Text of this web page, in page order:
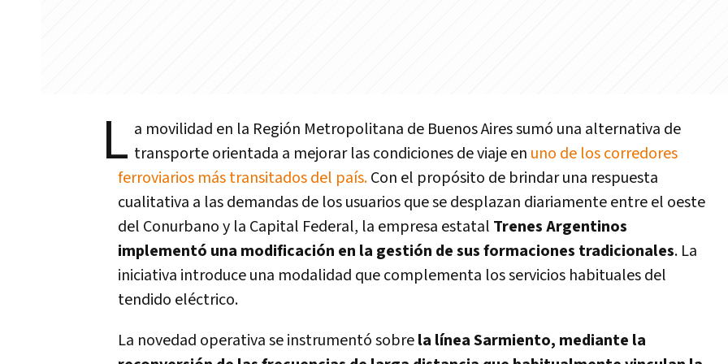
L a movilidad en la Región Metropolitana de Buenos Aires sumó una alternativa de
transporte orientada a mejorar las condiciones de viaje en uno de los corredores
ferroviarios más transitados del país.Con el propósito de brindar una respuesta
cualitativa a las demandas de los usuarios que se desplazan diariamente entre el oeste
del Conurbano y la Capital Federal, la empresa estatal Trenes Argentinos
implementó una modificación en la gestión de sus formaciones tradicionales. La
iniciativa introduce una modalidad que complementa los servicios habituales del
tendido eléctrico.
La novedad operativa se instrumentó sobrela línea Sarmiento, mediante la